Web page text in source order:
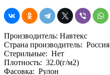
90,
пл.
Навтекс
хб.
100
%
Производитель: Навтекс
Страна производитель: Россия
Стерильные: Нет
Плотность: 32.0(г/м2)
Фасовка: Рулон